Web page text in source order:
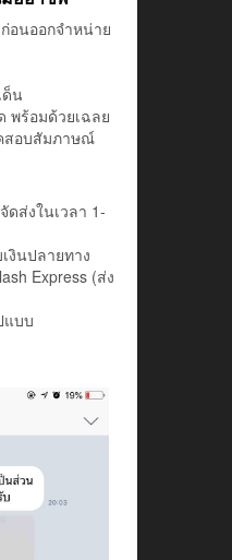
อนออกจำหน่าย
ด็น
พร้อมด้วยเฉลย
สอบสัมภาษณ์
ดส่งในเวลา 1-
งินปลายทาง
Express (ส่ง
แบบ